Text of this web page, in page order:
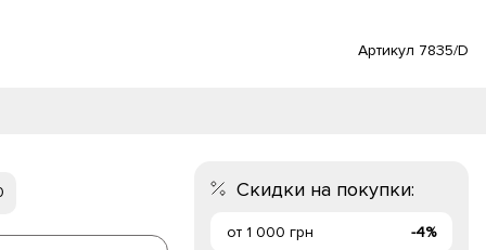
Артикул 7835/D
Скидки на покупки:
от 1 000 грн -4%